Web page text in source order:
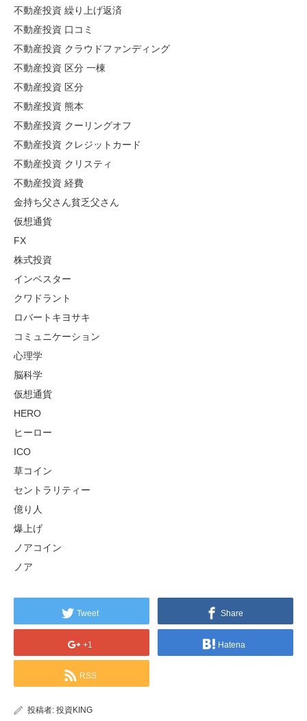
不動産投資 繰り上げ返済
不動産投資 口コミ
不動産投資 クラウドファンディング
不動産投資 区分 一棟
不動産投資 区分
不動産投資 熊本
不動産投資 クーリングオフ
不動産投資 クレジットカード
不動産投資 クリスティ
不動産投資 経費
金持ち父さん貧乏父さん
仮想通貨
FX
株式投資
インベスター
クワドラント
ロバートキヨサキ
コミュニケーション
心理学
脳科学
仮想通貨
HERO
ヒーロー
ICO
草コイン
セントラリティー
億り人
爆上げ
ノアコイン
ノア
Tweet Share
+1 Hatena
RSS
投稿者: 投資KING